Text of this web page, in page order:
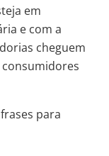
em
e com a
cheguem
para